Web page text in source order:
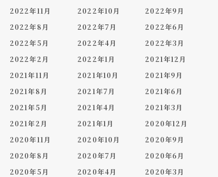
2022年11月
2022年10月
2022年9月
2022年8月
2022年7月
2022年6月
2022年5月
2022年4月
2022年3月
2022年2月
2022年1月
2021年12月
2021年11月
2021年10月
2021年9月
2021年8月
2021年7月
2021年6月
2021年5月
2021年4月
2021年3月
2021年2月
2021年1月
2020年12月
2020年11月
2020年10月
2020年9月
2020年8月
2020年7月
2020年6月
2020年5月
2020年4月
2020年3月